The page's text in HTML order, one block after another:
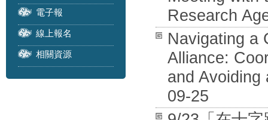
電子報
線上報名
相關資源
Research
Navigating a
Alliance:
and Avoiding
09-25